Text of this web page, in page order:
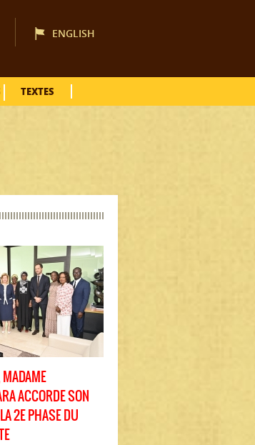
ENGLISH
TEXTES
MADAME
ACCORDE SON
2E PHASE DU